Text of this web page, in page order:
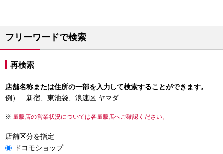
フリーワードで検索
再検索
店舗名称または住所の一部を入力して検索することができます。
例） 新宿、東池袋、浪速区 ヤマダ
量販店の営業状況については各量販店へご確認ください。
店舗区分を指定
ドコモショップ